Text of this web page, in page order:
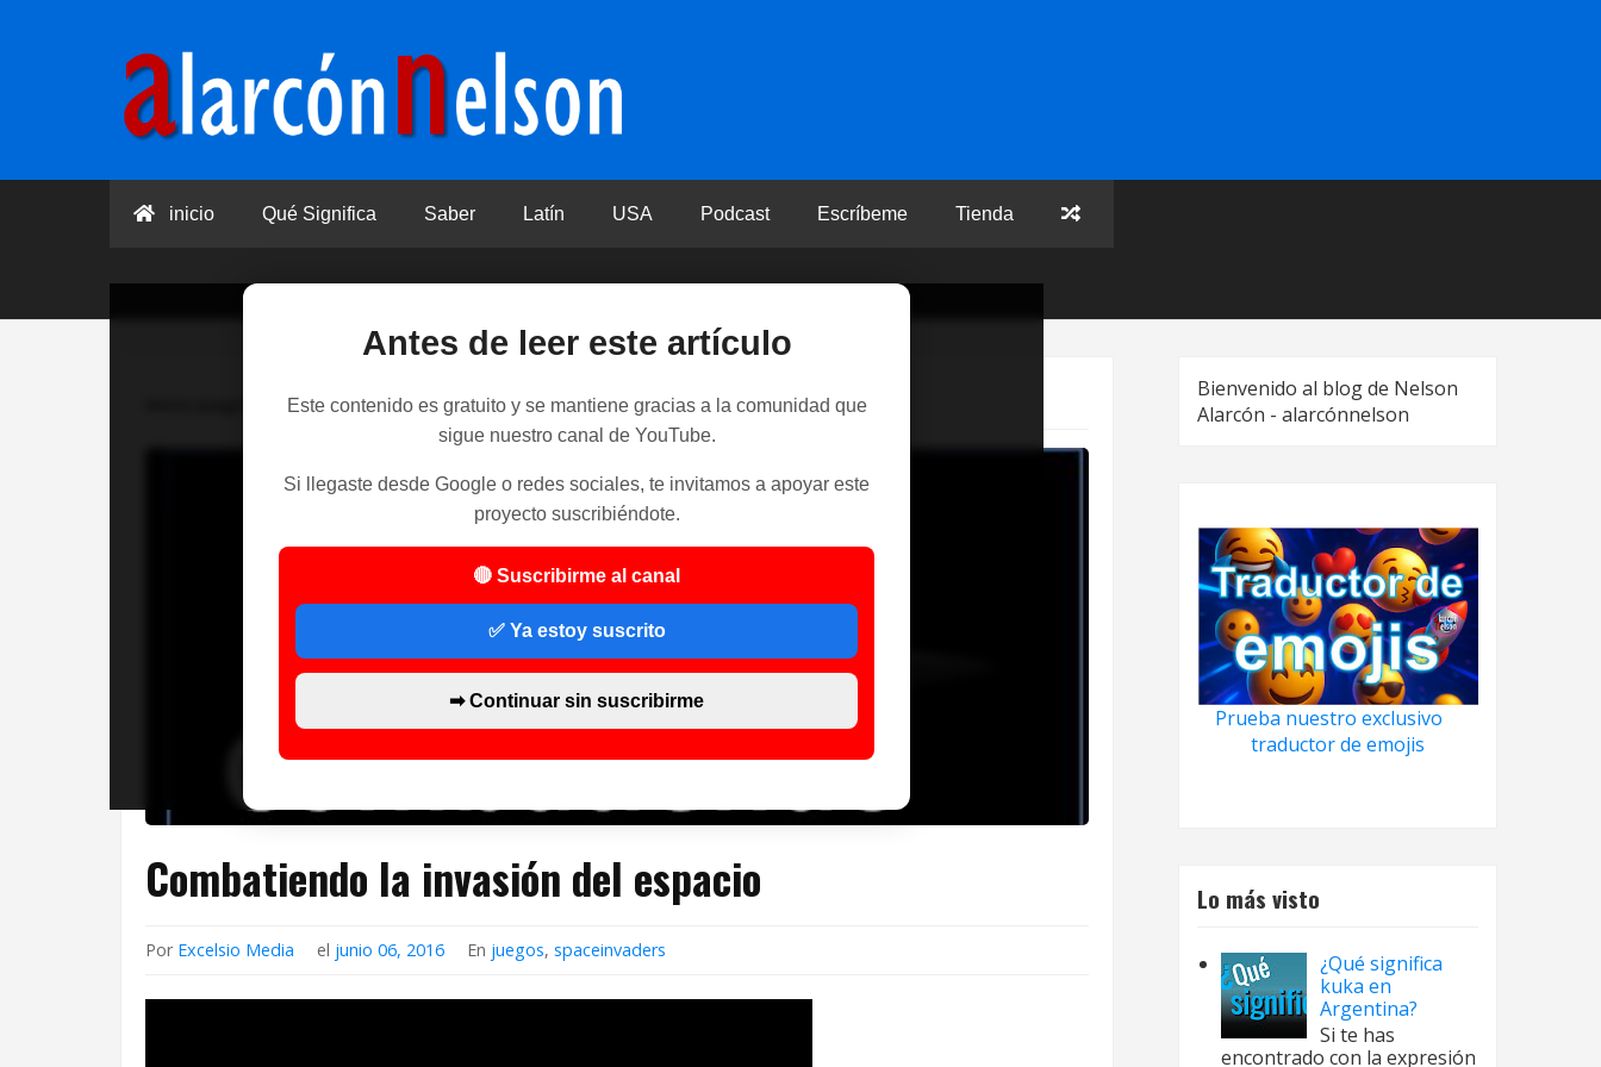
inicio Qué Significa Saber Latín USA Podcast Escríbeme Tienda
Antes de leer este artículo
Este contenido es gratuito y se mantiene gracias a la comunidad que
sigue nuestro canal de YouTube.
Si llegaste desde Google o redes sociales, te invitamos a apoyar este
proyecto suscribiéndote.
🔴 Suscribirme al canal
✅ Ya estoy suscrito
➡ Continuar sin suscribirme
Combatiendo la invasión del espacio
Combatiendo la invasión del espacio
Por Excelsio Media el junio 06, 2016 En juegos,spaceinvaders
Bienvenido al blog de Nelson
Alarcón - alarcónnelson
Prueba nuestro exclusivo
traductor de emojis
Lo más visto
¿Qué significa
kuka en
Argentina?
Si te has
encontrado con la expresión